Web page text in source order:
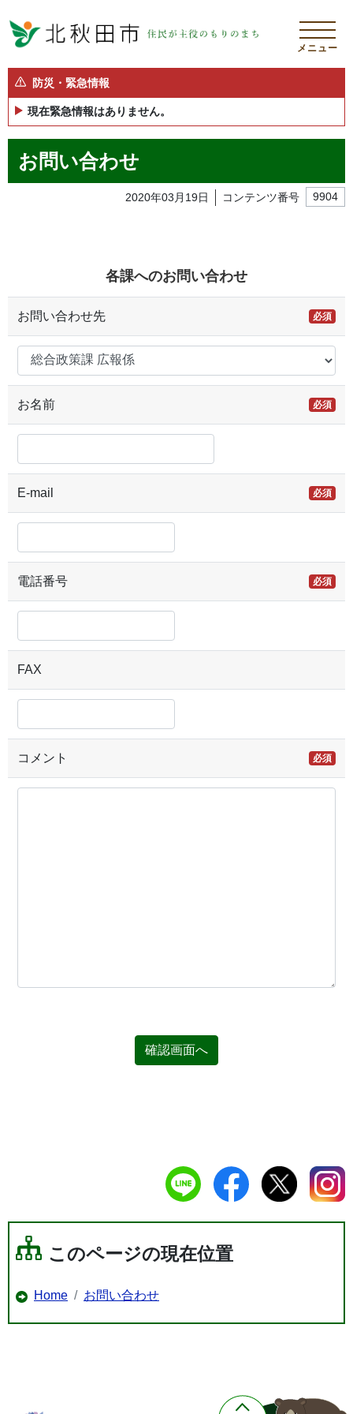
メニュー
防災・緊急情報
現在緊急情報はありません。
お問い合わせ
2020年03月19日 コンテンツ番号 9904
各課へのお問い合わせ
お問い合わせ先 必須
お名前 必須
E-mail 必須
電話番号 必須
FAX
コメント 必須
確認画面へ
このページの現在位置
Home お問い合わせ